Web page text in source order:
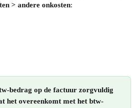
> andere onkosten:
bedrag op de factuur zorgvuldig
het overeenkomt met het btw-